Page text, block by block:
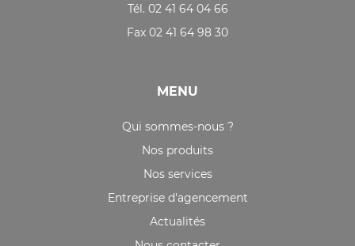
Tél. 02 41 64 04 66
Fax 02 41 64 98 30
MENU
Qui sommes-nous ?
Nos produits
Nos services
Entreprise d'agencement
Actualités